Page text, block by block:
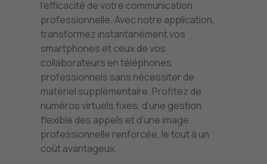
l’efficacité de votre communication
professionnelle. Avec notre application,
transformez instantanément vos
smartphones et ceux de vos
collaborateurs en téléphones
professionnels sans nécessiter de
matériel supplémentaire. Profitez de
numéros virtuels fixes, d’une gestion
flexible des appels et d’une image
professionnelle renforcée, le tout à un
coût avantageux.